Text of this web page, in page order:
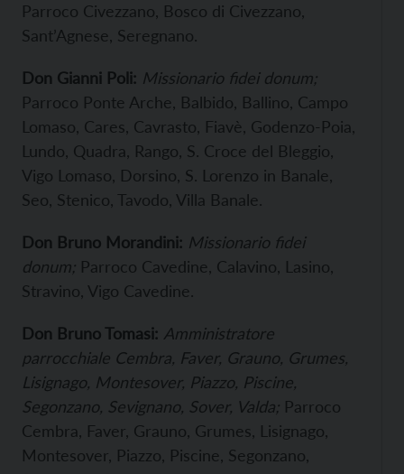
Parroco Civezzano, Bosco di Civezzano,
Sant’Agnese, Seregnano.
Don Gianni Poli: Missionario fidei donum;
Parroco Ponte Arche, Balbido, Ballino, Campo
Lomaso, Cares, Cavrasto, Fiavè, Godenzo-Poia,
Lundo, Quadra, Rango, S. Croce del Bleggio,
Vigo Lomaso, Dorsino, S. Lorenzo in Banale,
Seo, Stenico, Tavodo, Villa Banale.
Don Bruno Morandini: Missionario fidei
donum; Parroco Cavedine, Calavino, Lasino,
Stravino, Vigo Cavedine.
Don Bruno Tomasi: Amministratore
parrocchiale Cembra, Faver, Grauno, Grumes,
Lisignago, Montesover, Piazzo, Piscine,
Segonzano, Sevignano, Sover, Valda; Parroco
Cembra, Faver, Grauno, Grumes, Lisignago,
Montesover, Piazzo, Piscine, Segonzano,